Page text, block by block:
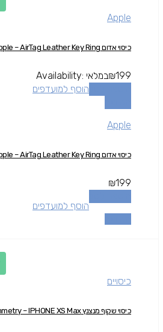
Apple
כיסוי אדום Apple – AirTag Leather Key Ring
₪199
Availability: במלאי
הוסף למועדפים
Apple
כיסוי אדום Apple – AirTag Leather Key Ring
₪199
הוסף למועדפים
כיסויים
כיסוי שקוף מנצנץ OtterBox Symmetry – IPHONE XS Max